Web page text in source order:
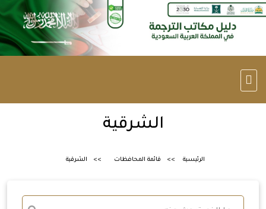
الشرقية
الرئيسية قائمة المحافظات الشرقية